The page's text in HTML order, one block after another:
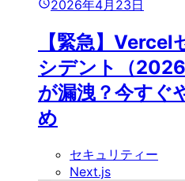
2026年4月23日
【緊急】
シデント（
が漏洩？今すぐ
め
セキュリティー
Next.js